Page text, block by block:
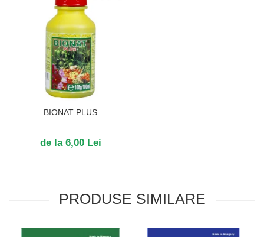
BIONAT PLUS
de la 6,00 Lei
PRODUSE SIMILARE